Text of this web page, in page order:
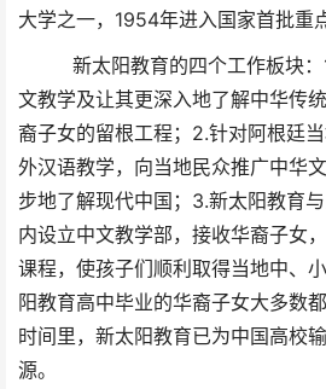
大学之一，1954年进入国家首批重
新太阳教育的四个工作板块：
文教学及让其更深入地了解中华传
裔子女的留根工程；2.针对阿根廷
外汉语教学，向当地民众推广中华
步地了解现代中国；3.新太阳教育
内设立中文教学部，接收华裔子女
课程，使孩子们顺利取得当地中、
阳教育高中毕业的华裔子女大多数
时间里，新太阳教育已为中国高校
源。